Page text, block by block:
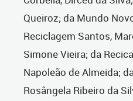
Queiroz; da Mundo
Reciclagem Santos,
Simone Vieira; da
Napoleão de Almeida;
Rosângela Ribeiro da